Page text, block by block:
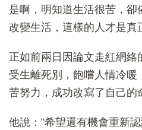
是啊，明知道生活很苦，
改變生活，這樣的人才是真
正如前兩日因論文走紅網
受生離死別，飽嚐人情冷
苦努力，成功改寫了自己的
他說：“希望還有機會重新